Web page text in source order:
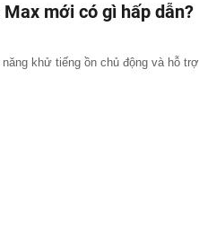
mới có gì hấp dẫn?
khử tiếng ồn chủ động và hỗ trợ